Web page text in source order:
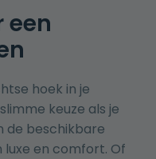
een
hoek in je
keuze als je
de beschikbare
en comfort. Of